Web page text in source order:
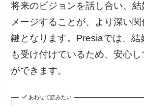
将来のビジョンを話し合い、結
メージすることが、より深い
鍵となります。Presiaでは、結
も受け付けているため、安心し
ができます。
あわせて読みたい